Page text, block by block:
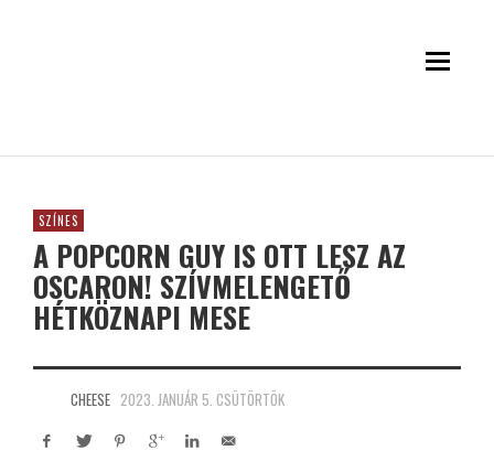
SZÍNES
A POPCORN GUY IS OTT LESZ AZ
OSCARON! SZÍVMELENGETŐ
HÉTKÖZNAPI MESE
CHEESE 2023. JANUÁR 5. CSÜTÖRTÖK